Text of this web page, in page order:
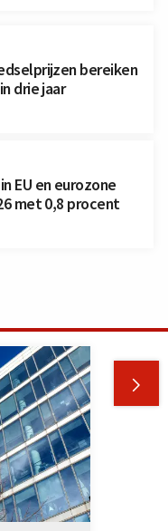
bereiken
drie jaar
EU en eurozone
met 0,8 procent
